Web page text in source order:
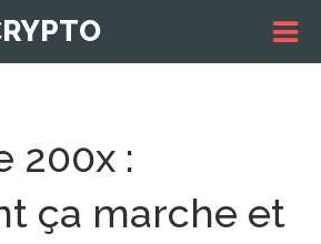
200x :
ça marche et